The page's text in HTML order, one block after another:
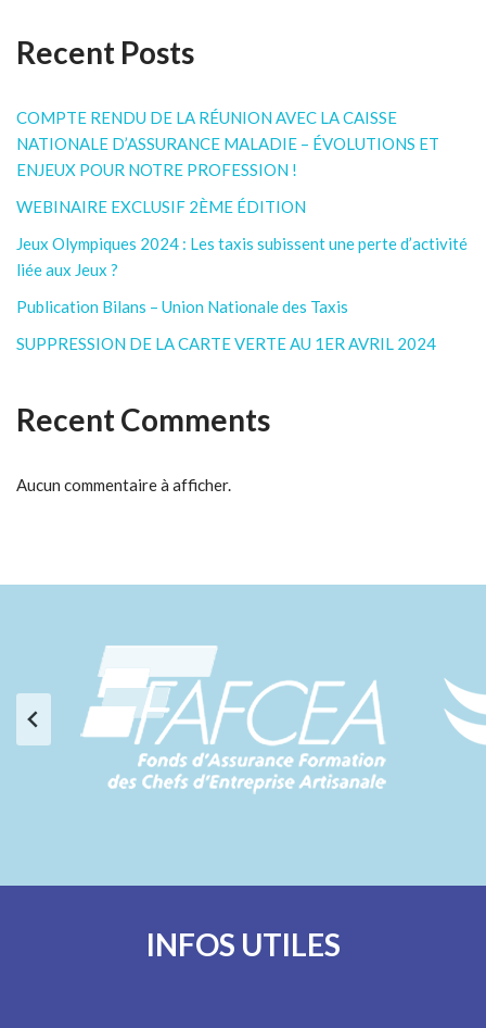
Recent Posts
COMPTE RENDU DE LA RÉUNION AVEC LA CAISSE
NATIONALE D’ASSURANCE MALADIE – ÉVOLUTIONS ET
ENJEUX POUR NOTRE PROFESSION !
WEBINAIRE EXCLUSIF 2ÈME ÉDITION
Jeux Olympiques 2024 : Les taxis subissent une perte d’activité
liée aux Jeux ?
Publication Bilans – Union Nationale des Taxis
SUPPRESSION DE LA CARTE VERTE AU 1ER AVRIL 2024
Recent Comments
Aucun commentaire à afficher.
INFOS UTILES